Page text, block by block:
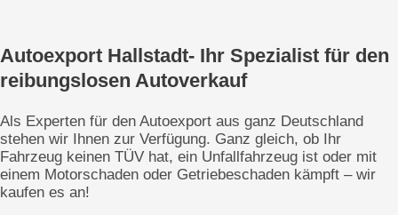
Autoexport Hallstadt- Ihr Spezialist für den
reibungslosen Autoverkauf
Als Experten für den Autoexport aus ganz Deutschland
stehen wir Ihnen zur Verfügung. Ganz gleich, ob Ihr
Fahrzeug keinen TÜV hat, ein Unfallfahrzeug ist oder mit
einem Motorschaden oder Getriebeschaden kämpft – wir
kaufen es an!